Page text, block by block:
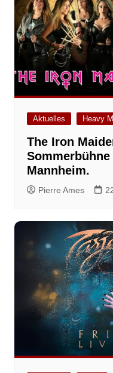
Aktuelles Heavy
The Iron
Mannheim.
Pierre Ames